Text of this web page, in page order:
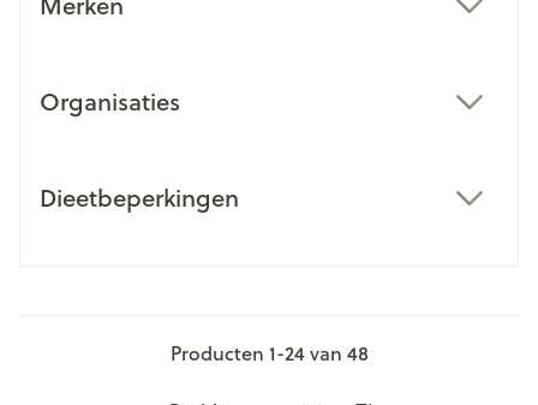
Organisaties
Dieetbeperkingen
Producten 1-24van 48